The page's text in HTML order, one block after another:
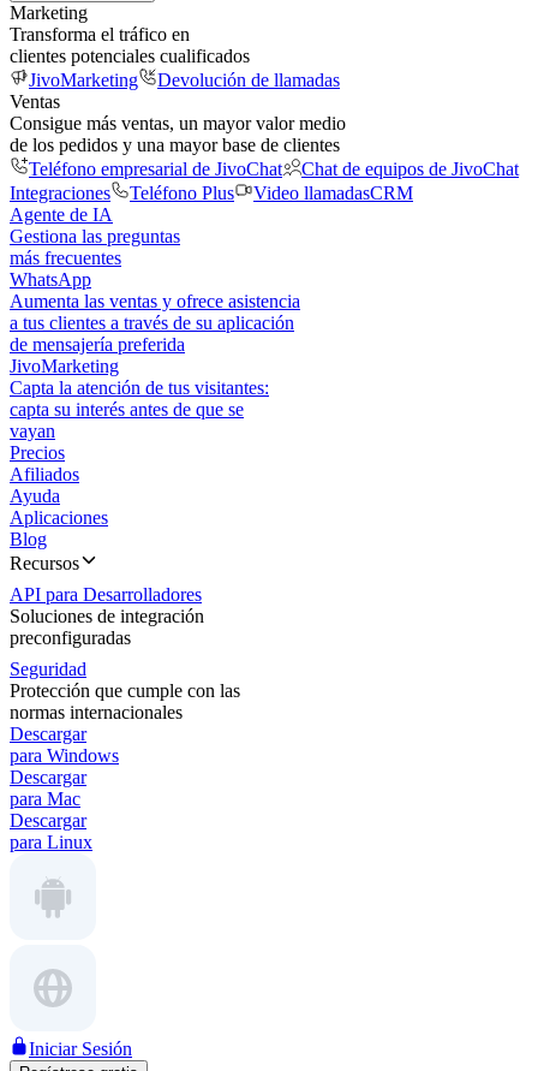
Marketing
Transforma el tráfico en
clientes potenciales cualificados
JivoMarketing
Devolución de llamadas
Ventas
Consigue más ventas, un mayor valor medio
de los pedidos y una mayor base de clientes
Teléfono empresarial de JivoChat
Chat de equipos de JivoChat
Integraciones
Teléfono Plus Video llamadasCRM
Agente de IA
Gestiona las preguntas
más frecuentes
WhatsApp
Aumenta las ventas y ofrece asistencia
a tus clientes a través de su aplicación
de mensajería preferida
JivoMarketing
Capta la atención de tus visitantes:
capta su interés antes de que se
vayan
Precios
Afiliados
Ayuda
Aplicaciones
Blog
Recursos
API para Desarrolladores
Soluciones de integración
preconfiguradas
Seguridad
Protección que cumple con las
normas internacionales
Descargar
para Windows
Descargar
para Mac
Descargar
para Linux
Iniciar Sesión